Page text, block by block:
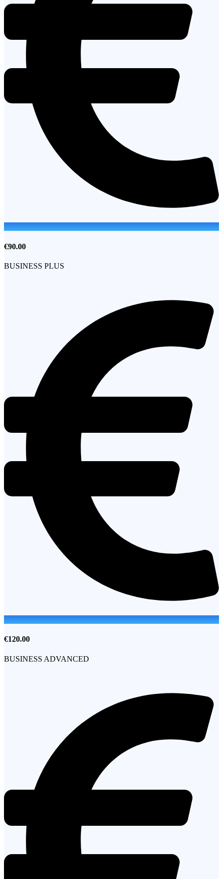
€90.00
BUSINESS PLUS
€120.00
BUSINESS ADVANCED